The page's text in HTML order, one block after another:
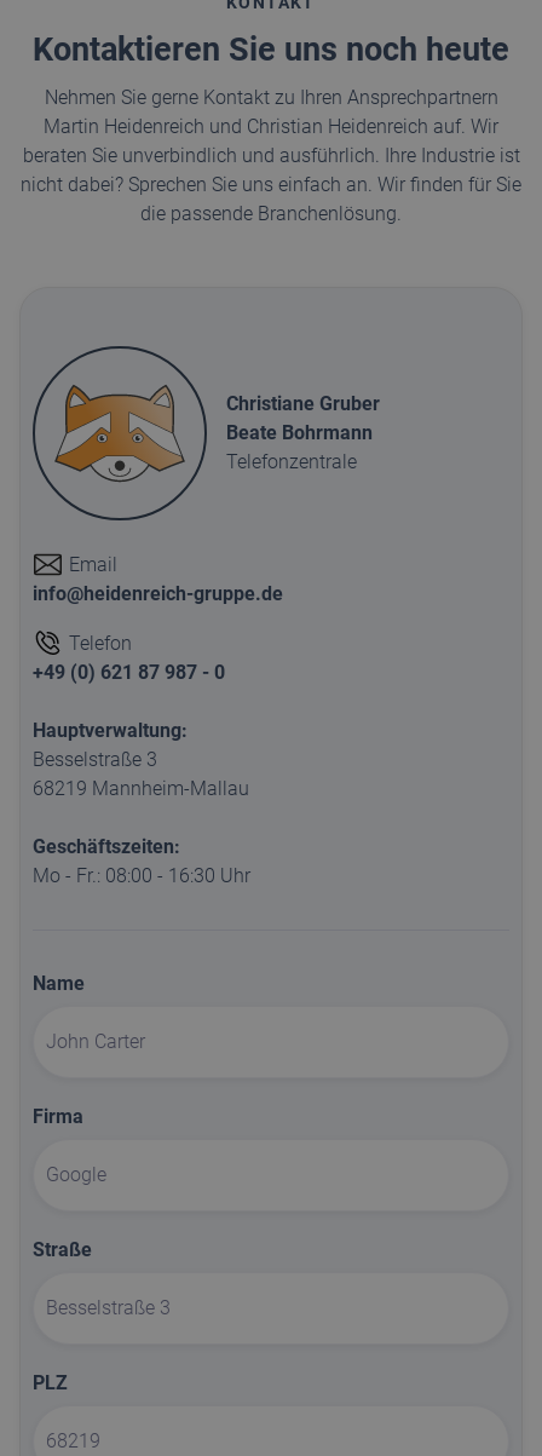
Kontaktieren Sie uns noch heute
Nehmen Sie gerne Kontakt zu Ihren Ansprechpartnern
Martin Heidenreich und Christian Heidenreich auf. Wir
beraten Sie unverbindlich und ausführlich. Ihre Industrie ist
nicht dabei? Sprechen Sie uns einfach an. Wir finden für Sie
die passende Branchenlösung.
Name
Firma
Straße
PLZ
Christiane Gruber
Beate Bohrmann
Telefonzentrale
Email
info@heidenreich-gruppe.de
Telefon
+49 (0) 621 87 987 - 0
Hauptverwaltung:
Besselstraße 3
68219 Mannheim-Mallau
Geschäftszeiten:
Mo - Fr.: 08:00 - 16:30 Uhr